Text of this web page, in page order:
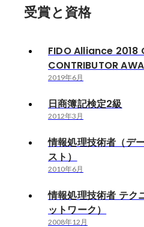
受賞と資格
FIDO Alliance 2018
CONTRIBUTOR
2019年6月
日商簿記検定2級
2012年3月
情報処理技術者（デ
スト）
2010年6月
情報処理技術者 テク
ットワーク）
2008年12月